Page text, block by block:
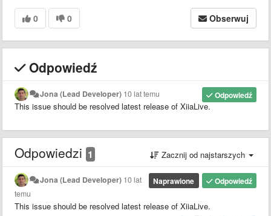
0 0 Obserwuj
Odpowiedź
Odpowiedź
Jona (Lead Developer) 10 lat temu
This issue should be resolved latest release of XiiaLive.
Odpowiedzi 1 Zacznij od najstarszych
Odpowiedź
Naprawione
Jona (Lead Developer) 10 lat
temu
This issue should be resolved latest release of XiiaLive.